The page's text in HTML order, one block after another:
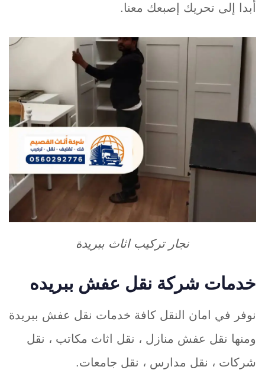
أبدا إلى تحريك إصبعك معنا.
نجار تركيب اثاث ببريدة
خدمات شركة نقل عفش ببريده
نوفر في امان النقل كافة خدمات نقل عفش ببريدة
ومنها نقل عفش منازل ، نقل اثاث مكاتب ، نقل
شركات ، نقل مدارس ، نقل جامعات.